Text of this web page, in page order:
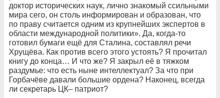
доктор исторических наук, лично знакомый ссильными
мира сего, он столь информирован и образован, что
по праву считается одним из крупнейших экспертов в
области международной политики». Да, когда-то
готовил бумаги ещё для Сталина, составлял речи
Хрущёва. Как против всего этого устоять? Я прочитал
книгу до конца… И что же? Я закрыл её в тяжком
раздумье: что есть ныне интеллектуал? За что при
Горбачёве давали большие ордена? Наконец, всегда
ли секретарь ЦК– патриот?